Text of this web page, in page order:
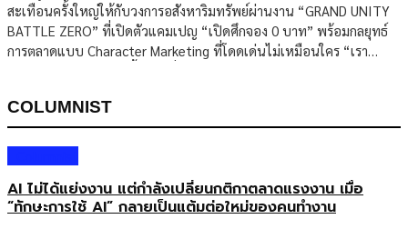
สะเทือนครั้งใหญ่ให้กับวงการอสังหาริมทรัพย์ผ่านงาน “GRAND UNITY
BATTLE ZERO” ที่เปิดตัวแคมเปญ “เปิดศึกจอง 0 บาท” พร้อมกลยุทธ์
การตลาดแบบ Character Marketing ที่โดดเด่นไม่เหมือนใคร “เรา
ธุรกิจออนไลน์ ในบทสัมภาษณ์พิเศษ พร้อมเผยเบื้องหลังความสำเร็จที่
ทำให้โครงการ “บลู พหลโยธิน 35” ปิดการขาย 100% ได้ภายในเวลาอัน
รวดเร็ว จุดเปลี่ยนจากแค่ “โปรโมชั่น” สู่ “อินไซต์” “สิ่งที่เรานำเสนอ
ไม่ใช่แค่จอง 0 บาทแล้วจบ แต่มันคือการทำความเข้าใจคนรุ่นใหม่ที่อยาก
มีคอนโดใกล้รถไฟฟ้า แต่ติดเรื่องดาวน์ ติดเรื่องภาระอื่น ๆ ที่มองไม่เห็น
เราจึงเสนอสิ่งที่เป็นไปได้จริง” เขาอธิบาย […]
COLUMNIST
AI ไม่ได้แย่งงาน แต่กำลังเปลี่ยนกติกาตลาดแรงงาน เมื่อ
“ทักษะการใช้ AI” กลายเป็นแต้มต่อใหม่ของคนทำงาน